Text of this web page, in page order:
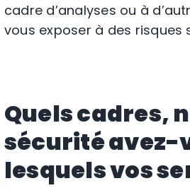
cadre d’analyses ou à
vous exposer à des risques
Quels cadres,
sécurité avez-
lesquels vos